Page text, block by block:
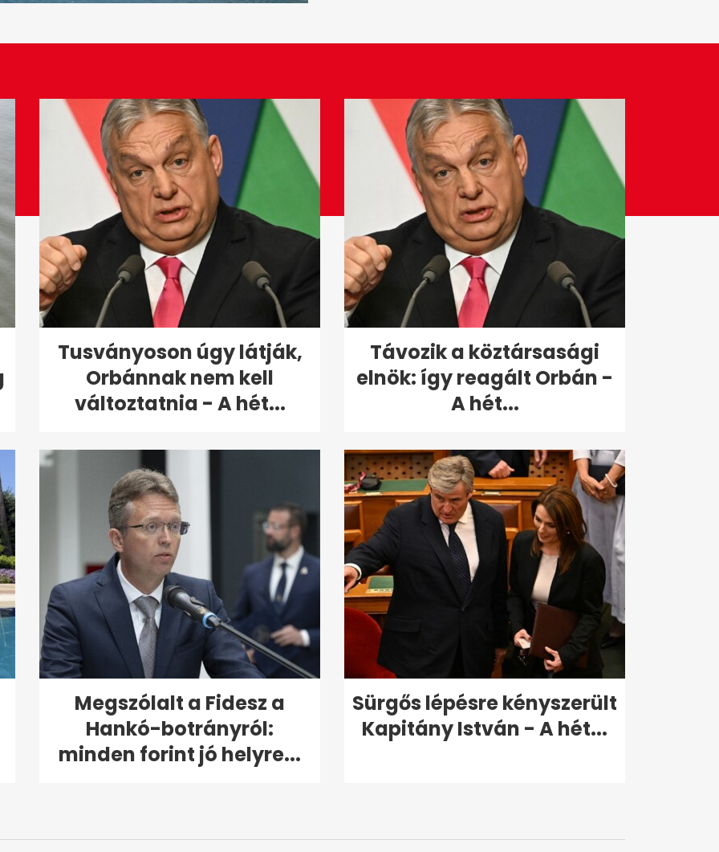
Tusványoson úgy látják,
Orbánnak nem kell
változtatnia - A hét...
Távozik a köztársasági
elnök: így reagált Orbán -
A hét...
Megszólalt a Fidesz a
Hankó-botrányról:
minden forint jó helyre...
Sürgős lépésre kényszerült
Kapitány István - A hét...